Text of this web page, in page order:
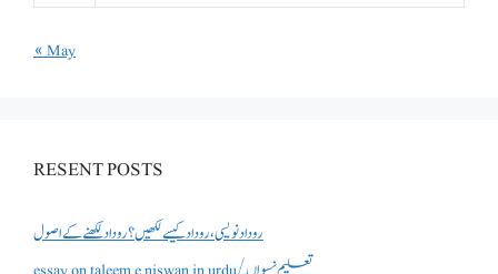
« May
RESENT POSTS
روداد نویسی ،روداد کیسے لکھیں؟ روداد لکھنے کے اصول